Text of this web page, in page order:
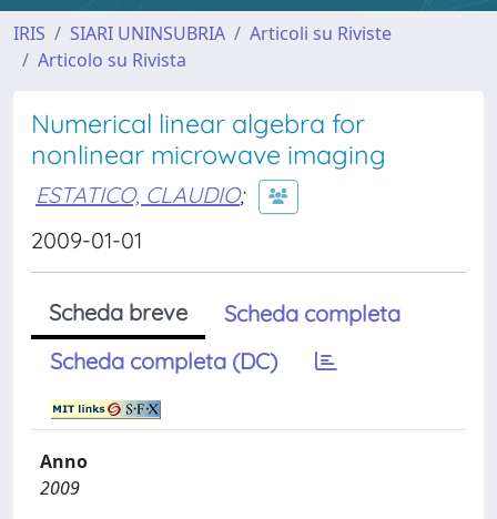
IRIS SIARI UNINSUBRIA
Articoli su Riviste
Articolo su Rivista
Numerical linear algebra for
nonlinear microwave imaging
ESTATICO, CLAUDIO;
2009-01-01
Scheda breve
Scheda completa
Scheda completa (DC)
Anno
2009